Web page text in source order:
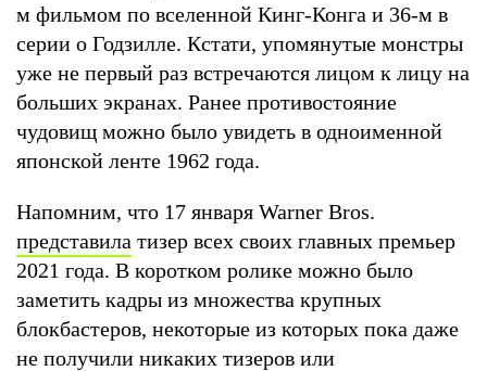
м фильмом по вселенной Кинг-Конга и 36-м в
серии о Годзилле. Кстати, упомянутые монстры
уже не первый раз встречаются лицом к лицу на
больших экранах. Ранее противостояние
чудовищ можно было увидеть в одноименной
японской ленте 1962 года.
Напомним, что 17 января Warner Bros.
представила тизер всех своих главных премьер
2021 года. В коротком ролике можно было
заметить кадры из множества крупных
блокбастеров, некоторые из которых пока даже
не получили никаких тизеров или